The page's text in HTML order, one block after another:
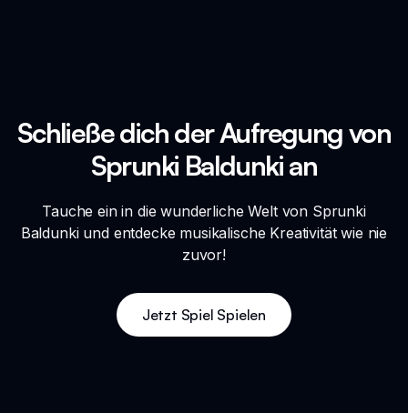
Schließe dich der Aufregung von
Sprunki Baldunki an
Tauche ein in die wunderliche Welt von Sprunki
Baldunki und entdecke musikalische Kreativität wie nie
zuvor!
Jetzt Spiel Spielen